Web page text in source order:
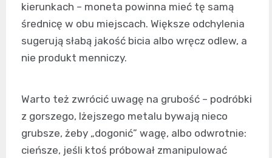
kierunkach – moneta powinna mieć tę samą
średnicę w obu miejscach. Większe odchylenia
sugerują słabą jakość bicia albo wręcz odlew, a
nie produkt menniczy.
Warto też zwrócić uwagę na grubość – podróbki
z gorszego, lżejszego metalu bywają nieco
grubsze, żeby „dogonić” wagę, albo odwrotnie:
cieńsze, jeśli ktoś próbował zmanipulować